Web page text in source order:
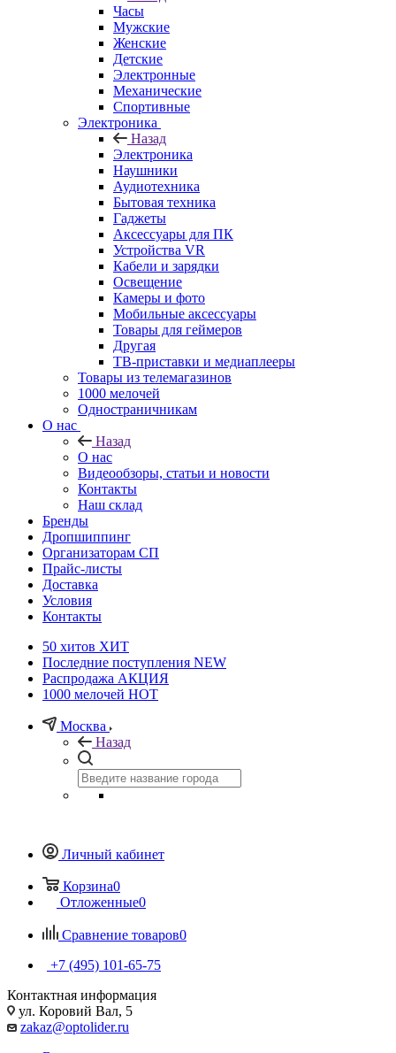
Часы
Мужские
Женские
Детские
Электронные
Механические
Спортивные
Электроника
Назад
Электроника
Наушники
Аудиотехника
Бытовая техника
Гаджеты
Аксессуары для ПК
Устройства VR
Кабели и зарядки
Освещение
Камеры и фото
Мобильные аксессуары
Товары для геймеров
Другая
ТВ-приставки и медиаплееры
Товары из телемагазинов
1000 мелочей
Одностраничникам
О нас
Назад
О нас
Видеообзоры, статьи и новости
Контакты
Наш склад
Бренды
Дропшиппинг
Организаторам СП
Прайс-листы
Доставка
Условия
Контакты
50 хитов ХИТ
Последние поступления NEW
Распродажа АКЦИЯ
1000 мелочей HOT
Москва
Назад
Личный кабинет
Корзина0
Отложенные0
Сравнение товаров0
+7 (495) 101-65-75
Контактная информация
ул. Коровий Вал, 5
zakaz@optolider.ru